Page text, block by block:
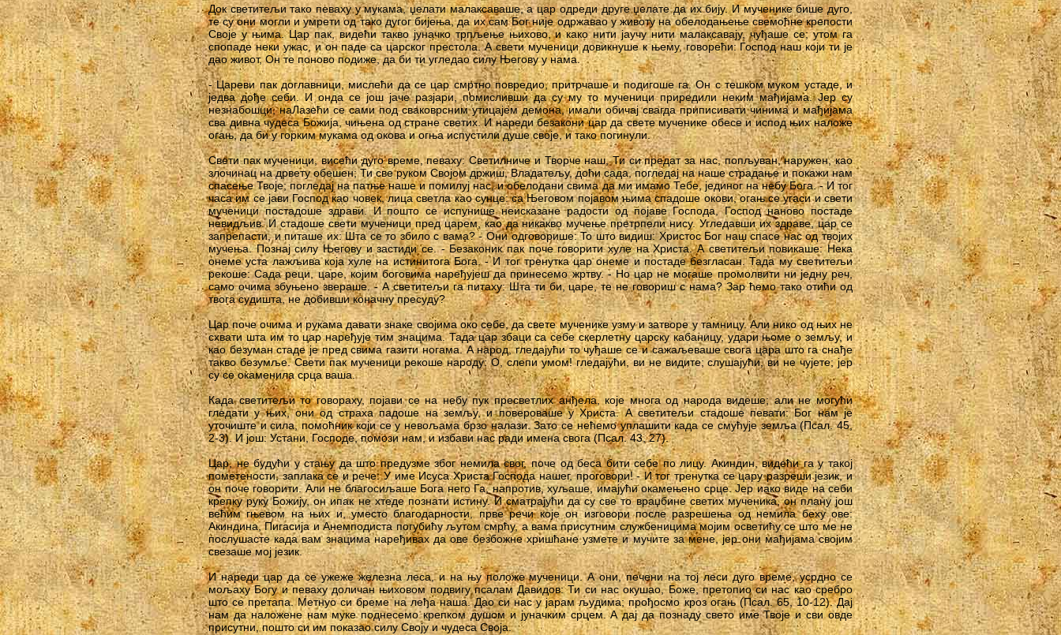
Док светитељи тако певаху у мукама, џелати малаксаваше, а цар одреди друге џелате да их бију. И мученике бише дуго,
те су они могли и умрети од тако дугог бијења, да их сам Бог није одржавао у животу на обелодањење свемоћне крепости
Своје у њима. Цар пак, видећи такво јуначко трпљење њихово, и како нити јаучу нити малаксавају, чуђаше се; утом га
спопаде неки ужас, и он паде са царског престола. А свети мученици довикнуше к њему, говорећи: Господ наш који ти је
дао живот, Он те поново подиже, да би ти угледао силу Његову у нама.
- Цареви пак доглавници, мислећи да се цар смртно повредио, притрчаше и подигоше га. Он с тешком муком устаде, и
једва дође себи. И онда се још јаче разјари, помисливши да су му то мученици приредили неким мађијама. Јер су
незнабошци, наЛазећи се сами под сваковрсним утицајем демона, имали обичај свагда приписивати чинима и мађијама
сва дивна чудеса Божија, чињена од стране светих. И нареди безакони цар да свете мученике обесе и испод њих наложе
огањ, да би у горким мукама од окова и огња испустили душе своје, и тако погинули.
Свети пак мученици, висећи дуго време, певаху: Светилниче и Творче наш, Ти си предат за нас, попљуван, наружен, као
злочинац на дрвету обешен; Ти све руком Својом држиш, Владатељу, доћи сада, погледај на наше страдање и покажи нам
спасење Твоје; погледај на патње наше и помилуј нас, и обелодани свима да ми имамо Тебе, јединог на небу Бога. - И тог
часа им се јави Господ као човек, лица светла као сунце: са Његовом појавом њима спадоше окови, огањ се угаси и свети
мученици постадоше здрави. И пошто се испунише неисказане радости од појаве Господа, Господ наново постаде
невидљив. И стадоше свети мученици пред царем, као да никакво мучење претрпели нису. Угледавши их здраве, цар се
запрепасти, и питаше их: Шта се то збило с вама? - Они одговорише: To што видиш: Христос Бог наш спасе нас од твојих
мучења. Познај силу Његову и застиди се. - Безаконик пак поче говорити хуле на Христа. А светитељи повикаше: Нека
онеме уста лажљива која хуле на истинитога Бога. - И тог тренутка цар онеме и постаде безгласан. Тада му светитељи
рекоше: Сада реци, царе, којим боговима наређујеш да принесемо жртву. - Но цар не могаше промолвити ни једну реч,
само очима збуњено звераше. - А светитељи га питаху: Шта ти би, царе, те не говориш с нама? Зар ћемо тако отићи од
твога судишта, не добивши коначну пресуду?
Цар поче очима и рукама давати знаке својима око себе, да свете мученике узму и затворе у тамницу. Али нико од њих не
схвати шта им то цар наређује тим знацима. Тада цар збаци са себе скерлетну царску кабаницу, удари њоме о земљу, и
као безуман стаде је пред свима газити ногама. А народ, гледајући то чуђаше се и сажаљеваше свога цара што га снађе
такво безумље. Свети пак мученици рекоше народу: О, слепи умом! гледајући, ви не видите; слушајући, ви не чујете; јер
су се окаменила срца ваша.
Када светитељи то говораху, појави се на небу пук пресветлих анђела, које многа од народа видеше; али не могући
гледати у њих, они од страха падоше на земљу, и повероваше у Христа. А светитељи стадоше певати: Бог нам је
уточиште и сила, помоћник који се у невољама брзо налази. Зато се нећемо уплашити када се смућује земља (Псал. 45,
2-3). И још: Устани, Господе, помози нам, и избави нас ради имена свога (Псал. 43, 27).
Цар, не будући у стању да што предузме због немила свог, поче од беса бити себе по лицу. Акиндин, видећи га у такој
пометености, заплака се и рече: У име Исуса Христа Господа нашег, проговори! - И тог тренутка се цару разреши језик, и
он поче говорити. Али не благосиљаше Бога него Га, напротив, хуљаше, имајући окамењено срце. Јер иако виде на себи
крепку руку Божију, он ипак не хтеде познати истину. И сматрајући да су све то враџбине светих мученика, он плану још
већим гњевом на њих и, уместо благодарности, прве речи које он изговори после разрешења од немила беху ове:
Акиндина, Пигасија и Анемподиста погубићу љутом смрћу, а вама присутним службеницима мојим осветићу се што ме не
послушасте када вам знацима наређивах да ове безбожне хришћане узмете и мучите за мене, јер они мађијама својим
свезаше мој језик.
И нареди цар да се ужеже железна леса, и на њу положе мученици. А они, печени на тој леси дуго време, усрдно се
мољаху Богу и певаху доличан њиховом подвигу псалам Давидов: Ти си нас окушао, Боже, претопио си нас као сребро
што се претапа. Метнуо си бреме на леђа наша. Дао си нас у јарам људима; прођосмо кроз огањ (Псал. 65, 10-12). Дај
нам да наложене нам муке поднесемо крепком душом и јуначким срцем. А дај да познаду свето име Твоје и сви овде
присутни, пошто си им показао силу Своју и чудеса Своја.